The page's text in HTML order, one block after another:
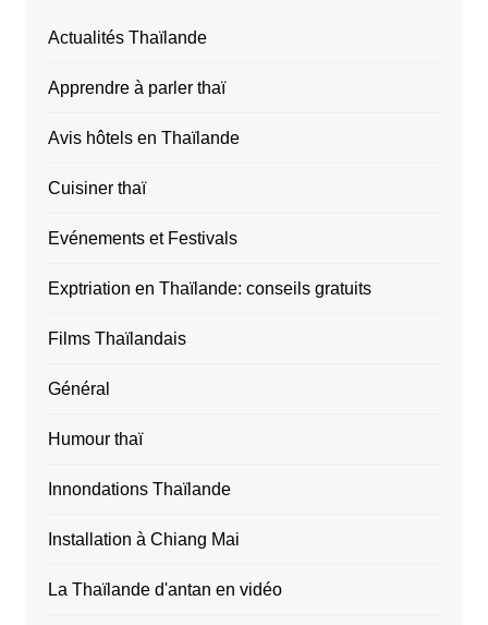
Actualités Thaïlande
Apprendre à parler thaï
Avis hôtels en Thaïlande
Cuisiner thaï
Evénements et Festivals
Exptriation en Thaïlande: conseils gratuits
Films Thaïlandais
Général
Humour thaï
Innondations Thaïlande
Installation à Chiang Mai
La Thaïlande d'antan en vidéo